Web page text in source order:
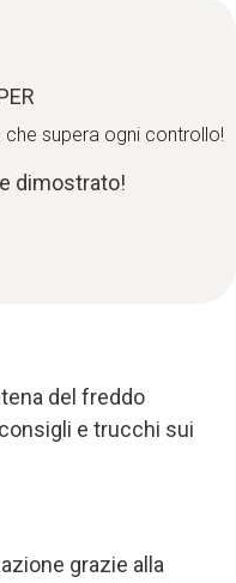
supera ogni controllo!
dimostrato!
del freddo
e trucchi sui
grazie alla